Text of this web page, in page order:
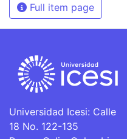
Full item page
Universidad Icesi: Calle
18 No. 122-135